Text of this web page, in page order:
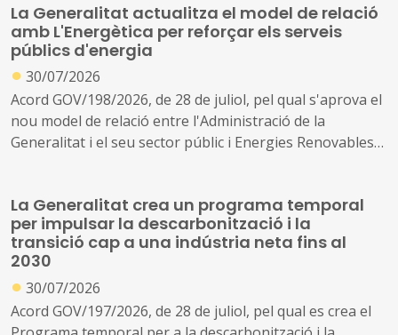
La Generalitat actualitza el model de relació
amb L'Energètica per reforçar els serveis
públics d'energia
● 30/07/2026
Acord GOV/198/2026, de 28 de juliol, pel qual s'aprova el
nou model de relació entre l'Administració de la
Generalitat i el seu sector públic i Energies Renovables
en l'àmbit de l'energia
La Generalitat crea un programa temporal
per impulsar la descarbonització i la
transició cap a una indústria neta fins al
2030
● 30/07/2026
Acord GOV/197/2026, de 28 de juliol, pel qual es crea el